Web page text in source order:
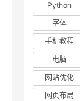
Python
字体
手机教程
电脑
网站优化
网页布局